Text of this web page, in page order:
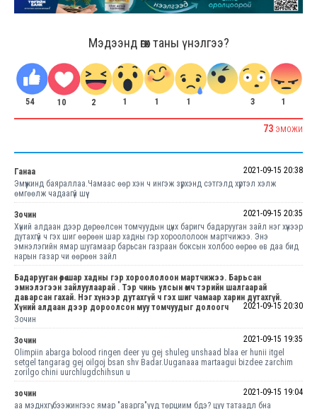
Мэдээнд өгөх таны үнэлгээ?
54 10 2 1 1 1 3 1
73 ЭМОЖИ
Ганаа
2021-09-15 20:38
Эмүүжинд баяраллаа.Чамаас өөр хэн ч ингэж зүрхэнд сэтгэлд хүртэл хэлж
өмгөөлж чадаагүй шүү
Зочин
2021-09-15 20:35
Хүний алдаан дээр дөрөөлсөн томчуудын цүнх баригч бадарууган зайл нэг хүнээр
дутахгүй ч гэх шиг өөрөөн шар хадны гэр хороололоон мартчижээ. Энэ
эмнэлэгийн ямар шугамаар барьсан газраан боксын холбоо өөрөө өв даа бид
нарын газар чи өөрөөн зайл
Бадарууган өөрөө шар хадны гэр хороололоон мартчижээ. Барьсан
эмнэлэгээн зайлуулаарай . Тэр чинь улсын өмч тэрийн шалгаарай
даварсан гахай. Нэг хүнээр дутахгүй ч гэх шиг чамаар харин дутахгүй.
Хүний алдаан дээр дороолсон муу томчуудыг долоогч
2021-09-15 20:30
Зочин
Зочин
2021-09-15 19:35
Olimpiin abarga bolood ringen deer yu gej shuleg unshaad blaa er hunii itgel
setgel tangarag gej oilgoj bsan shv Badar.Uuganaaa martaagui bizdee zarchim
zorilgo chini uurchlugdchihsun u
зочин
2021-09-15 19:04
аа мэднхгү бээжингээс ямар "аварга"ууд төрциим бдэ? цуу татаадл бна